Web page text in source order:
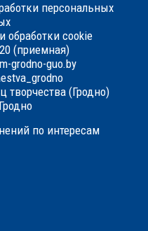
персональных
обработки cookie
(приемная)
grodno-guo.by
творчества (Гродно)
по интересам